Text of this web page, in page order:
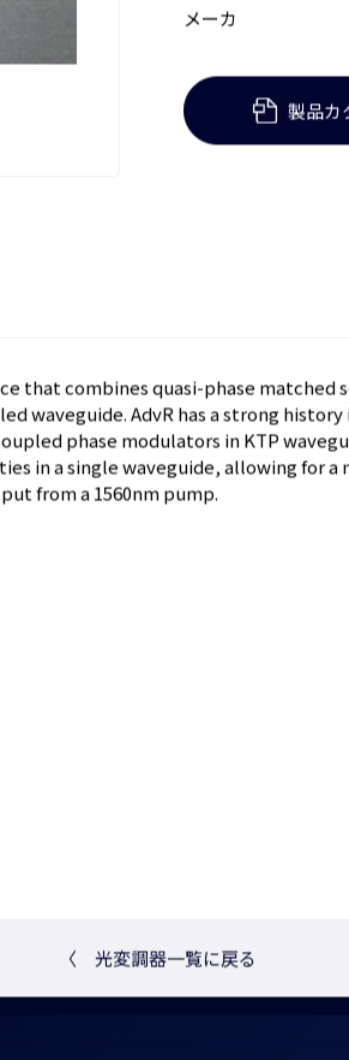
メーカ
製品カ
that combines quasi-phase matched
waveguide. AdvR has a strong
phase modulators in KTP
in a single waveguide, allowing for
from a 1560nm pump.
〈 光変調器一覧に戻る